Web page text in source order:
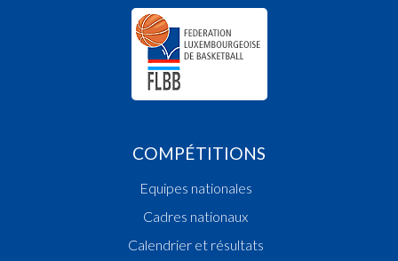
COMPÉTITIONS
Equipes nationales
Cadres nationaux
Calendrier et résultats